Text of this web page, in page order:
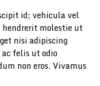
id; vehicula vel
molestie ut
nisi adipiscing
felis ut odio
non eros. Vivamus